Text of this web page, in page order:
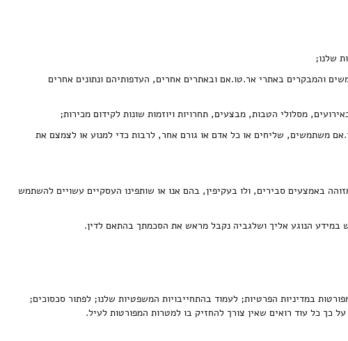
שלנו;
והמבקרים באתרי אר.טו.אם ובאתרים אחרים, העדפותיהם ונתונים אחרים
מסלולי הטבות, מבצעים, תחרויות ויוזמות שונות לקידום מכירות;
משתמשים, שליחים או כל אדם או גורם אחר, לרבות כדי למנוע או לצמצם את
באמצעים סבירים, ולו בעקיפין, בהם אנו או שותפינו העסקיים עשויים להשתמש
במידע הנוגע אליך ושלגביה נקבל מראש את הסכמתך בהתאם לדין.
במדיניות הפרטיות; לעמוד בהתחייבויות המשפטיות שלנו; לפתור סכסוכים;
כך כל עוד רואים שאין צורך להחזיק בו למטרות המפורטות לעיל.